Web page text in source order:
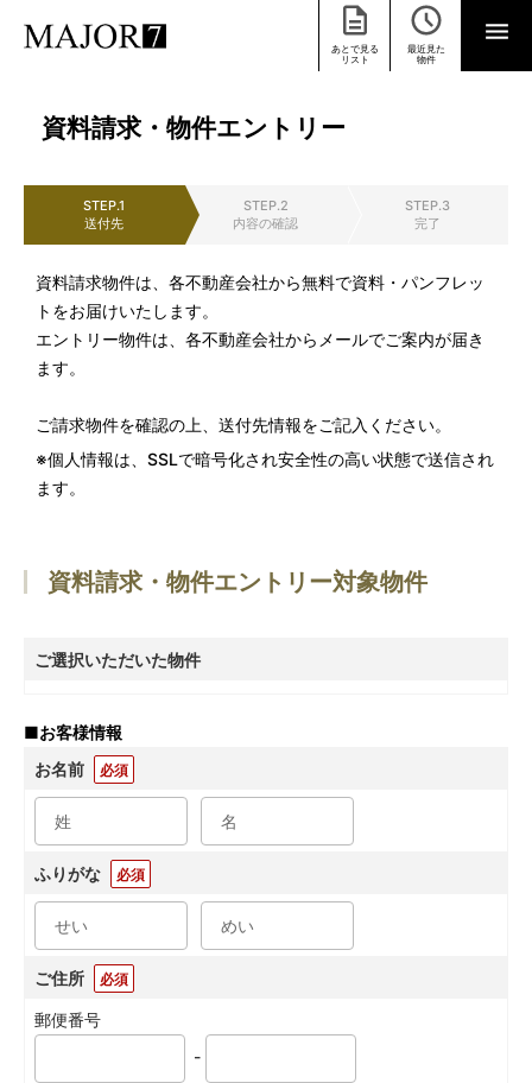
あとで見る
リスト
最近見た
物件
資料請求・物件エントリー
STEP.1
送付先
STEP.2
内容の確認
STEP.3
完了
資料請求物件は、各不動産会社から無料で資料・パンフレッ
トをお届けいたします。
エントリー物件は、各不動産会社からメールでご案内が届き
ます。
ご請求物件を確認の上、送付先情報をご記入ください。
※個人情報は、SSLで暗号化され安全性の高い状態で送信され
ます。
資料請求・物件エントリー対象物件
ご選択いただいた物件
■お客様情報
お名前
必須
ふりがな 必須
ご住所 必須
郵便番号
-